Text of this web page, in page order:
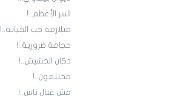
السر الأعظم..!
متلازمة حب الخيانة..!
حجامة ضرورية..!
دكان الحشيش..!
مختلفون..!
مش عيال ناس..!